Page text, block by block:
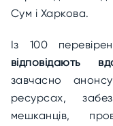
Сум і Харкова.
Із 100
відповідають
завчасно
ресурсах,
мешканців,